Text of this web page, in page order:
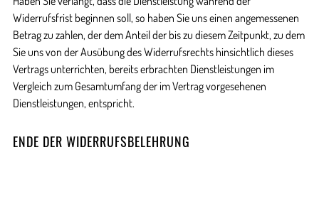
Widerrufsfrist beginnen soll, so haben Sie uns einen angemessenen
Betrag zu zahlen, der dem Anteil der bis zu diesem Zeitpunkt, zu dem
Sie uns von der Ausübung des Widerrufsrechts hinsichtlich dieses
Vertrags unterrichten, bereits erbrachten Dienstleistungen im
Vergleich zum Gesamtumfang der im Vertrag vorgesehenen
Dienstleistungen, entspricht.
ENDE DER WIDERRUFSBELEHRUNG